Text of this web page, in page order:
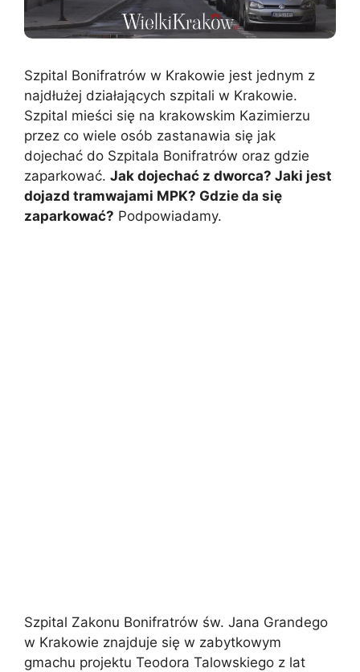
Szpital Bonifratrów w Krakowie jest jednym z
najdłużej działających szpitali w Krakowie.
Szpital mieści się na krakowskim Kazimierzu
przez co wiele osób zastanawia się jak
dojechać do Szpitala Bonifratrów oraz gdzie
zaparkować. Jak dojechać z dworca? Jaki jest
dojazd tramwajami MPK? Gdzie da się
zaparkować? Podpowiadamy.
Szpital Zakonu Bonifratrów św. Jana Grandego
w Krakowie znajduje się w zabytkowym
gmachu projektu Teodora Talowskiego z lat